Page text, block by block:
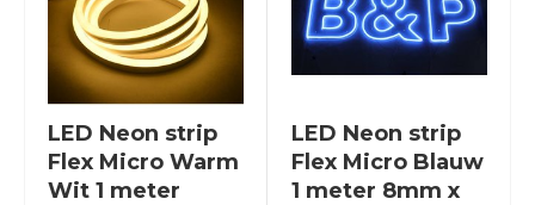
LED Neon strip
Flex Micro Warm
Wit 1 meter
LED Neon strip
Flex Micro Blauw
1 meter 8mm x